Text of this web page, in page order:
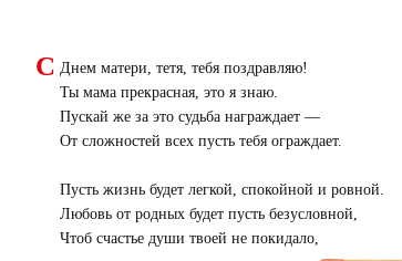
С Днем матери, тетя, тебя поздравляю!
Ты мама прекрасная, это я знаю.
Пускай же за это судьба награждает —
От сложностей всех пусть тебя ограждает.
Пусть жизнь будет легкой, спокойной и ровной.
Любовь от родных будет пусть безусловной,
Чтоб счастье души твоей не покидало,